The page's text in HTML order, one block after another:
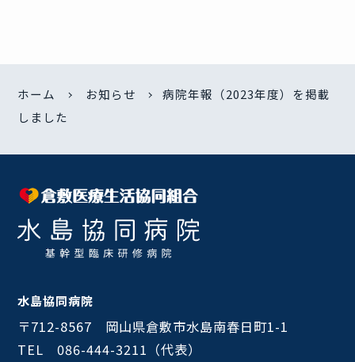
ホーム お知らせ
病院年報（2023年度）を掲載
しました
水島協同病院
〒712-8567 岡山県倉敷市水島南春日町1-1
TEL 086-444-3211（代表）